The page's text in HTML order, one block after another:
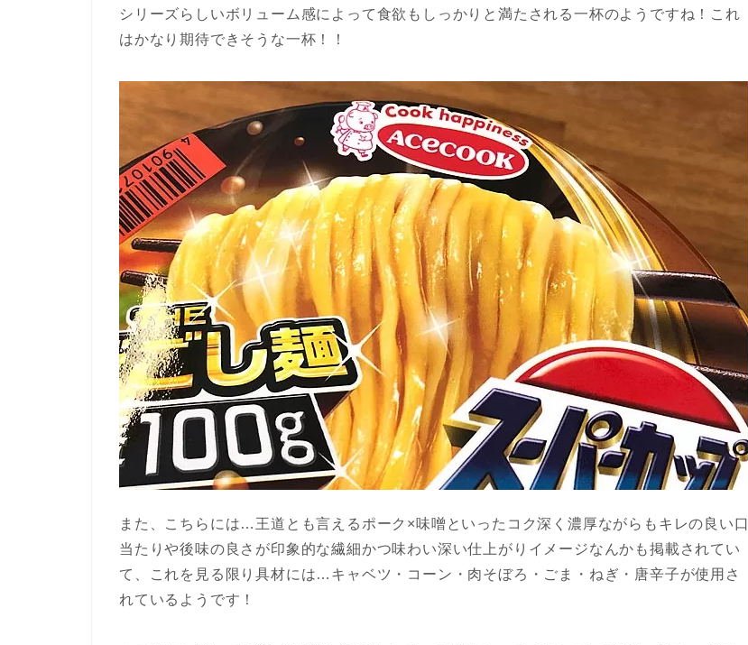
シリーズらしいボリューム感によって食欲もしっかりと満たされる一杯のようですね！これ
はかなり期待できそうな一杯！！
また、こちらには…王道とも言えるポーク×味噌といったコク深く濃厚ながらもキレの良い口
当たりや後味の良さが印象的な繊細かつ味わい深い仕上がりイメージなんかも掲載されてい
て、これを見る限り具材には…キャベツ・コーン・肉そぼろ・ごま・ねぎ・唐辛子が使用さ
れているようです！